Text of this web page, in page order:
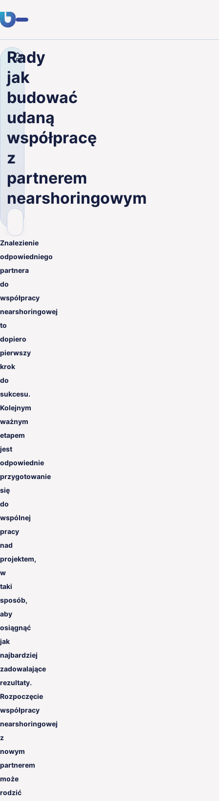
Usługi
Klienci
Branże
Kariera
Skontaktuj się
Firma
Rady
jak
budować
udaną
współpracę
z
partnerem
nearshoringowym
Znalezienie
odpowiedniego
partnera
do
współpracy
nearshoringowej
to
dopiero
pierwszy
krok
do
sukcesu.
Kolejnym
ważnym
etapem
jest
odpowiednie
przygotowanie
się
do
wspólnej
pracy
nad
projektem,
w
taki
sposób,
aby
osiągnąć
jak
najbardziej
zadowalające
rezultaty.
Rozpoczęcie
współpracy
nearshoringowej
z
nowym
partnerem
może
rodzić